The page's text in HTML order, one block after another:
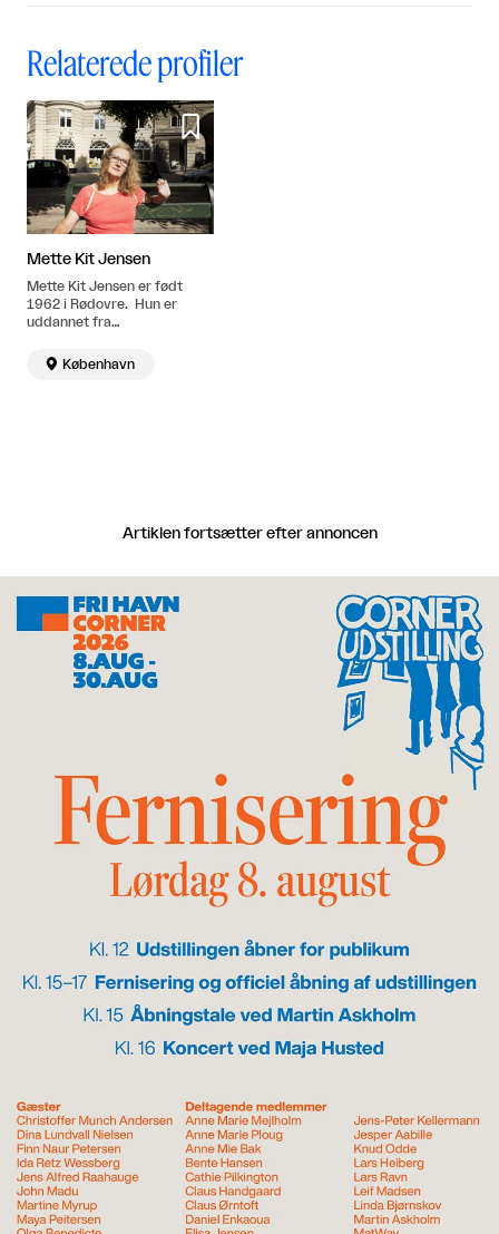
Relaterede profiler

Mette Kit Jensen
Mette Kit Jensen er født
1962 i Rødovre. Hun er
uddannet fra
(1995-2002) og ved
Kunstteori og formidling på
 København
Artiklen fortsætter efter annoncen